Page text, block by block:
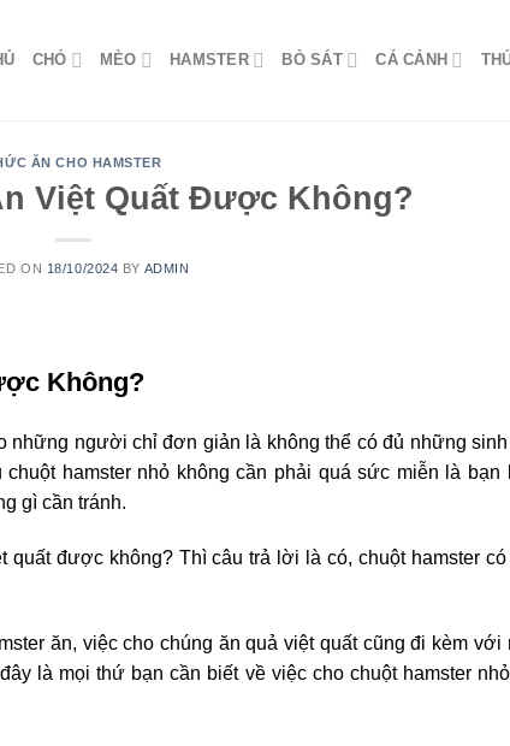
CHÓ MÈO HAMSTER BÒ SÁT CÁ CẢNH
ĂN CHO HAMSTER
Việt Quất Được Không?
ON 18/10/2024 BY ADMIN
Không?
những người chỉ đơn giản là không thể có đủ những
hamster nhỏ không cần phải quá sức miễn là bạn
gì cần tránh.
quất được không? Thì câu trả lời là có, chuột hamster có
ăn, việc cho chúng ăn quả việt quất cũng đi kèm với
là mọi thứ bạn cần biết về việc cho chuột hamster